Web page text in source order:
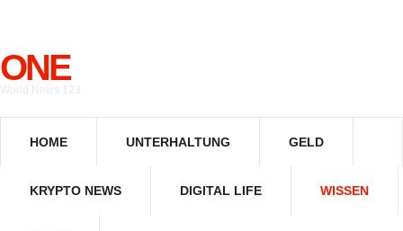
ONE
World News 123
HOME UNTERHALTUNG GELD
KRYPTO NEWS DIGITAL LIFE WISSEN